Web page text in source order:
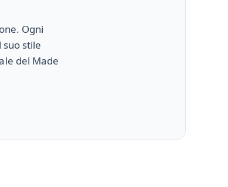
Ogni
stile
del Made